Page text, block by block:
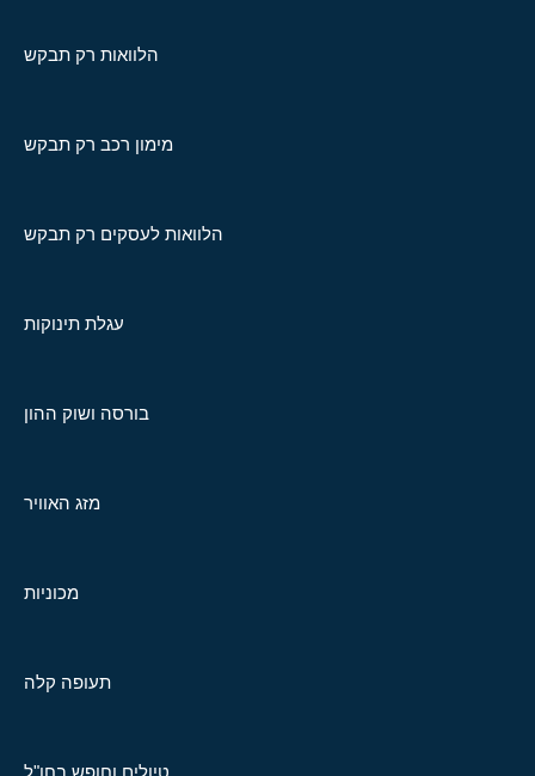
הלוואות רק תבקש
מימון רכב רק תבקש
הלוואות לעסקים רק תבקש
עגלת תינוקות
בורסה ושוק ההון
מזג האוויר
מכוניות
תעופה קלה
טיולים וחופש בחו"ל